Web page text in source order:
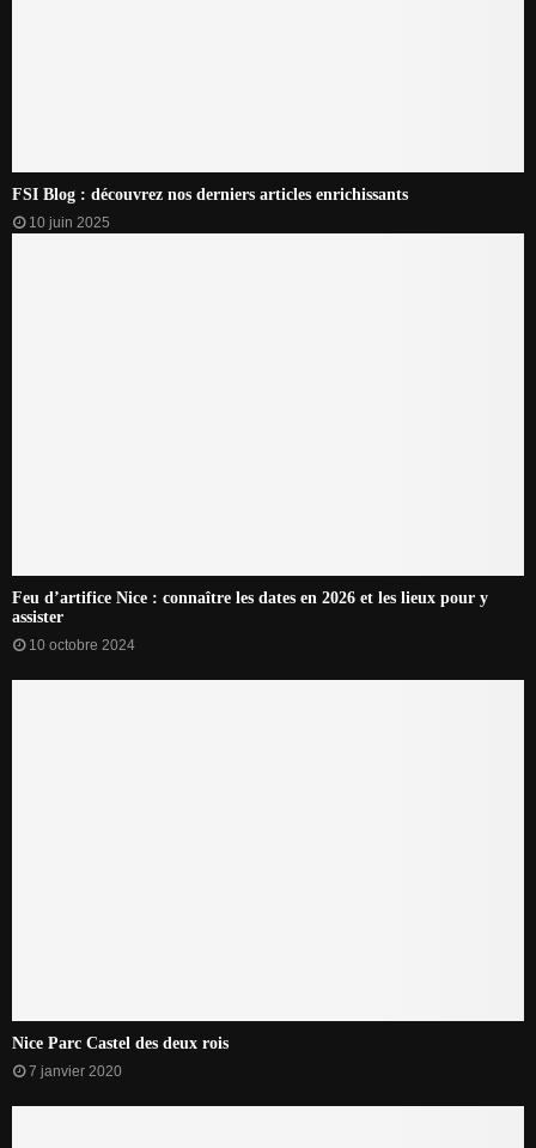
FSI Blog : découvrez nos derniers articles enrichissants
10 juin 2025
Feu d’artifice Nice : connaître les dates en 2026 et les lieux pour y
assister
10 octobre 2024
Nice Parc Castel des deux rois
7 janvier 2020